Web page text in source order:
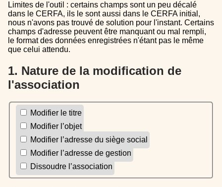
Limites de l'outil : certains champs sont un peu décalé
dans le CERFA, ils le sont aussi dans le CERFA initial,
nous n'avons pas trouvé de solution pour l'instant. Certains
champs d'adresse peuvent être manquant ou mal rempli,
le format des données enregistrées n'étant pas le même
que celui attendu.
1. Nature de la modification de
l'association
Modifier le titre
Modifier l’objet
Modifier l’adresse du siège social
Modifier l’adresse de gestion
Dissoudre l’association